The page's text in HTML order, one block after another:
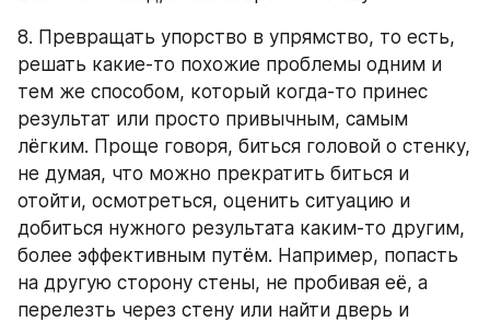
8. Превращать упорство в упрямство, то есть,
решать какие-то похожие проблемы одним и
тем же способом, который когда-то принес
результат или просто привычным, самым
лёгким. Проще говоря, биться головой о стенку,
не думая, что можно прекратить биться и
отойти, осмотреться, оценить ситуацию и
добиться нужного результата каким-то другим,
более эффективным путём. Например, попасть
на другую сторону стены, не пробивая её, а
перелезть через стену или найти дверь и